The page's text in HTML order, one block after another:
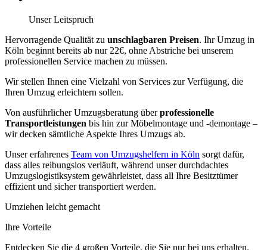
Unser Leitspruch
Hervorragende Qualität zu unschlagbaren Preisen. Ihr Umzug in
Köln beginnt bereits ab nur 22€, ohne Abstriche bei unserem
professionellen Service machen zu müssen.
Wir stellen Ihnen eine Vielzahl von Services zur Verfügung, die
Ihren Umzug erleichtern sollen.
Von ausführlicher Umzugsberatung überprofessionelle
Transportleistungen bis hin zur Möbelmontage und -demontage –
wir decken sämtliche Aspekte Ihres Umzugs ab.
Unser erfahrenes Team von Umzugshelfern in Köln sorgt dafür,
dass alles reibungslos verläuft, während unser durchdachtes
Umzugslogistiksystem gewährleistet, dass all Ihre Besitztümer
effizient und sicher transportiert werden.
Umziehen leicht gemacht
Ihre Vorteile
Entdecken Sie die 4 großen Vorteile, die Sie nur bei uns erhalten.